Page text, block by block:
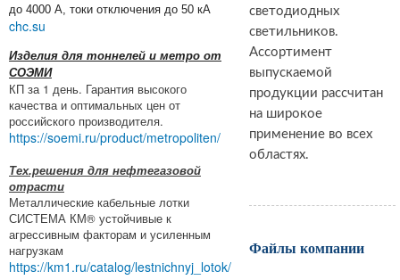
до 4000 А, токи отключения до 50 кА
chc.su
Изделия для тоннелей и метро от
СОЭМИ
КП за 1 день. Гарантия высокого
качества и оптимальных цен от
российского производителя.
https://soemi.ru/product/metropoliten/
Тех.решения для нефтегазовой
отрасти
Металлические кабельные лотки
СИСТЕМА КМ® устойчивые к
агрессивным факторам и усиленным
нагрузкам
https://km1.ru/catalog/lestnichnyj_lotok/
светодиодных
светильников.
Ассортимент
выпускаемой
продукции рассчитан
на широкое
применение во всех
областях.
Файлы компании